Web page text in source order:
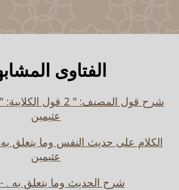
الفتاوى
شرح قول المصنف: " 2
عثيمين
الكلام على حديث النفس وما يتعلق
عثيمين
شرح الحديث وما يتعلق به . -